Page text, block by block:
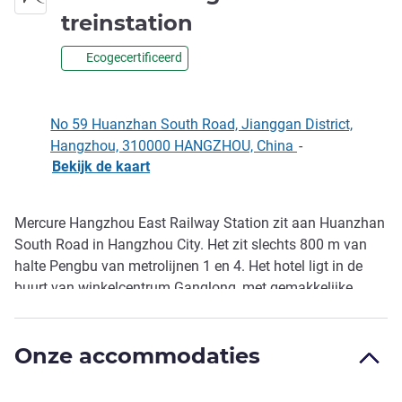
treinstation
Ecogecertificeerd
No 59 Huanzhan South Road, Jianggan District,
Hangzhou, 310000 HANGZHOU, China -
Bekijk de kaart
Omschrijving
Mercure Hangzhou East Railway Station zit aan Huanzhan
South Road in Hangzhou City. Het zit slechts 800 m van
halte Pengbu van metrolijnen 1 en 4. Het hotel ligt in de
buurt van winkelcentrum Ganglong, met gemakkelijke
multifunctionele vergaderruimten, 24-uurs fitnessruimte en
Onze accommodaties